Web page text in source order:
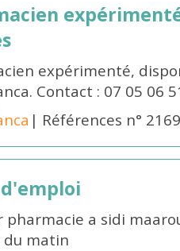
expérimenté,
Contact : 07 05 06
| Références n°
pharmacie a sidi
du matin